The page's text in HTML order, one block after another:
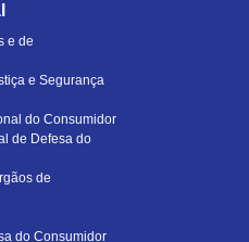
e de
e Segurança
do Consumidor
de Defesa do
de
do Consumidor